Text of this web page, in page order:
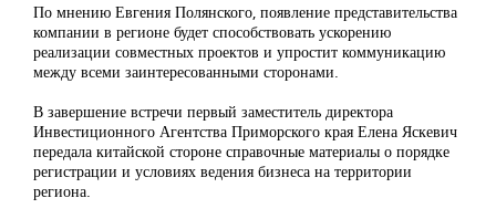
По мнению Евгения Полянского, появление представительства
компании в регионе будет способствовать ускорению
реализации совместных проектов и упростит коммуникацию
между всеми заинтересованными сторонами.
В завершение встречи первый заместитель директора
Инвестиционного Агентства Приморского края Елена Яскевич
передала китайской стороне справочные материалы о порядке
регистрации и условиях ведения бизнеса на территории
региона.